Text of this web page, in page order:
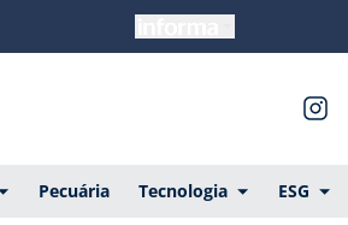
Pecuária Tecnologia ESG